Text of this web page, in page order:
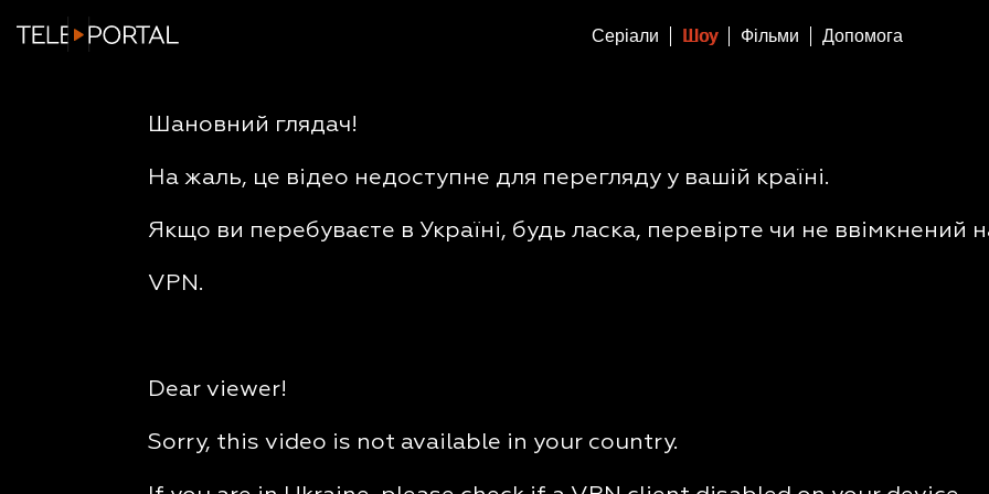
Серіали Шоу Фільми Допомога